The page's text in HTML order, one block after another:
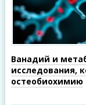
Ванадий и
исследования,
остеобиохимию